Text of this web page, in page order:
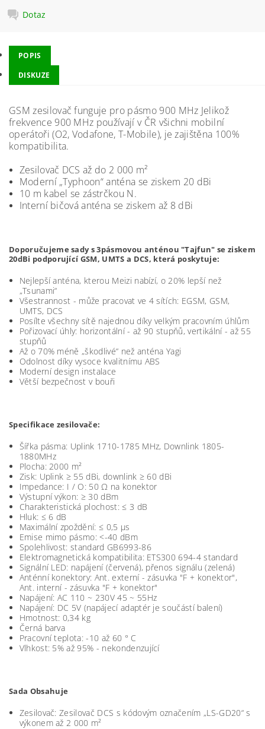
Dotaz
POPIS
DISKUZE
GSM zesilovač funguje pro pásmo 900 MHz Jelikož
frekvence 900 MHz používají v ČR všichni mobilní
operátoři (O2, Vodafone, T-Mobile), je zajištěna 100%
kompatibilita.
Zesilovač DCS až do 2 000 m²
Moderní „Typhoon“ anténa se ziskem 20 dBi
10 m kabel se zástrčkou N.
Interní bičová anténa se ziskem až 8 dBi
Doporučujeme sady s 3pásmovou anténou "Tajfun" se ziskem
20dBi podporující GSM, UMTS a DCS, která poskytuje:
Nejlepší anténa, kterou Meizi nabízí, o 20% lepší než
„Tsunami“
Všestrannost - může pracovat ve 4 sítích: EGSM, GSM,
UMTS, DCS
Posílte všechny sítě najednou díky velkým pracovním úhlům
Pořizovací úhly: horizontální - až 90 stupňů, vertikální - až 55
stupňů
Až o 70% méně „škodlivé“ než anténa Yagi
Odolnost díky vysoce kvalitnímu ABS
Moderní design instalace
Větší bezpečnost v bouři
Specifikace zesilovače:
Šířka pásma: Uplink 1710-1785 MHz, Downlink 1805-
1880MHz
Plocha: 2000 m²
Zisk: Uplink ≥ 55 dBi, downlink ≥ 60 dBi
Impedance: I / O: 50 Ω na konektor
Výstupní výkon: ≥ 30 dBm
Charakteristická plochost: ≤ 3 dB
Hluk: ≤ 6 dB
Maximální zpoždění: ≤ 0,5 µs
Emise mimo pásmo: <-40 dBm
Spolehlivost: standard GB6993-86
Elektromagnetická kompatibilita: ETS300 694-4 standard
Signální LED: napájení (červená), přenos signálu (zelená)
Anténní konektory: Ant. externí - zásuvka "F + konektor",
Ant. interní - zásuvka "F + konektor"
Napájení: AC 110 ~ 230V 45 ~ 55Hz
Napájení: DC 5V (napájecí adaptér je součástí balení)
Hmotnost: 0,34 kg
Černá barva
Pracovní teplota: -10 až 60 ° C
Vlhkost: 5% až 95% - nekondenzující
Sada Obsahuje
Zesilovač: Zesilovač DCS s kódovým označením „LS-GD20“ s
výkonem až 2 000 m²